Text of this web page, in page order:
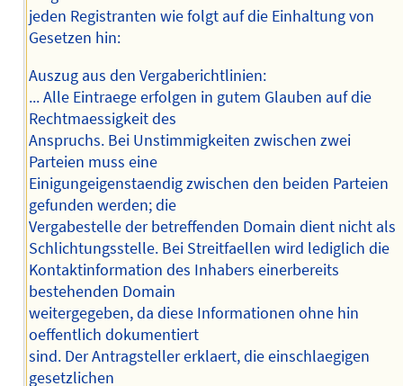
jeden Registranten wie folgt auf die Einhaltung von
Gesetzen hin:
Auszug aus den Vergaberichtlinien:
... Alle Eintraege erfolgen in gutem Glauben auf die
Rechtmaessigkeit des
Anspruchs. Bei Unstimmigkeiten zwischen zwei
Parteien muss eine
Einigungeigenstaendig zwischen den beiden Parteien
gefunden werden; die
Vergabestelle der betreffenden Domain dient nicht als
Schlichtungsstelle. Bei Streitfaellen wird lediglich die
Kontaktinformation des Inhabers einerbereits
bestehenden Domain
weitergegeben, da diese Informationen ohne hin
oeffentlich dokumentiert
sind. Der Antragsteller erklaert, die einschlaegigen
gesetzlichen